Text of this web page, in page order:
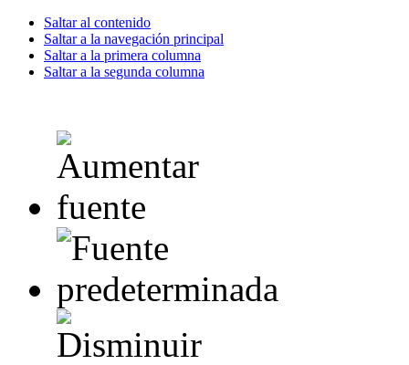
Saltar al contenido
Saltar a la navegación principal
Saltar a la primera columna
Saltar a la segunda columna